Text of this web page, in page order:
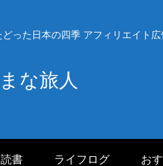
った日本の四季 アフィリエイト広
な旅人
読書 ライフログ お